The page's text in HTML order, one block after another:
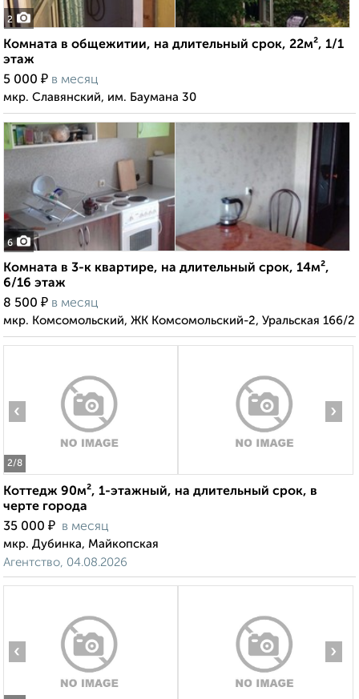
2
Комната в общежитии, на длительный срок, 22м², 1/1
этаж
5 000 ₽ в месяц
мкр. Славянский, им. Баумана 30
6
Комната в 3-к квартире, на длительный срок, 14м²,
6/16 этаж
8 500 ₽ в месяц
мкр. Комсомольский, ЖК Комсомольский-2, Уральская 166/2
2/8
‹ ›
Коттедж 90м², 1-этажный, на длительный срок, в
черте города
35 000 ₽ в месяц
мкр. Дубинка, Майкопская
Агентство, 04.08.2026
‹ ›